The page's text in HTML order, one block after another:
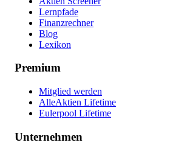
Lernpfade
Finanzrechner
Blog
Lexikon
Premium
Mitglied werden
AlleAktien Lifetime
Eulerpool Lifetime
Unternehmen